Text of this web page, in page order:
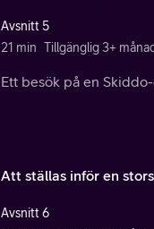
Avsnitt 5
21 min Tillgänglig 3+
Ett besök på en
Att ställas inför en
Avsnitt 6